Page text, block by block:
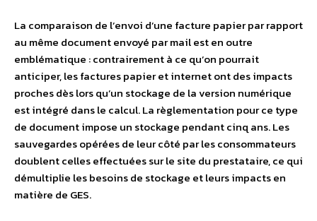
La comparaison de l’envoi d’une facture papier par rapport
au même document envoyé par mail est en outre
emblématique : contrairement à ce qu’on pourrait
anticiper, les factures papier et internet ont des impacts
proches dès lors qu’un stockage de la version numérique
est intégré dans le calcul. La règlementation pour ce type
de document impose un stockage pendant cinq ans. Les
sauvegardes opérées de leur côté par les consommateurs
doublent celles effectuées sur le site du prestataire, ce qui
démultiplie les besoins de stockage et leurs impacts en
matière de GES.